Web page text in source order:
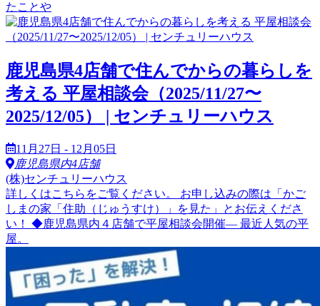
たことや
鹿児島県4店舗で住んでからの暮らしを
考える 平屋相談会（2025/11/27〜
2025/12/05） | センチュリーハウス
11月27日 - 12月05日
鹿児島県内4店舗
(株)センチュリーハウス
詳しくはこちらをご覧ください。 お申し込みの際は「かご
しまの家「住助（じゅうすけ）」を見た」とお伝えくださ
い！ ◆鹿児島県内４店舗で平屋相談会開催― 最近人気の平
屋。